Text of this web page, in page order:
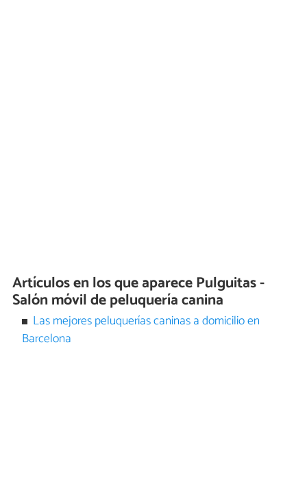
Artículos en los que aparece Pulguitas -
Salón móvil de peluquería canina
Las mejores peluquerías caninas a domicilio en
Barcelona